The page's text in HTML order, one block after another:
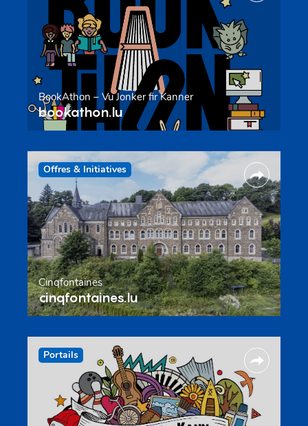
BookAthon – Vu Jonker fir Kanner
bookathon.lu
Offres & Initiatives
Cinqfontaines
cinqfontaines.lu
Portails